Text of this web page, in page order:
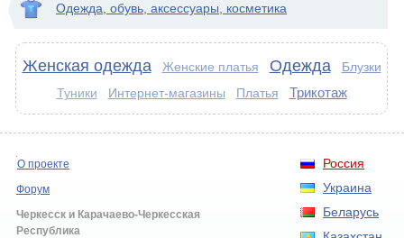
Одежда, обувь, аксессуары, косметика
Женская одежда Женские платья Одежда Блузки
Туники Интернет-магазины Платья Трикотаж
Россия
Украина
Беларусь
О проекте
Форум
Черкесск и Карачаево-Черкесская
Республика